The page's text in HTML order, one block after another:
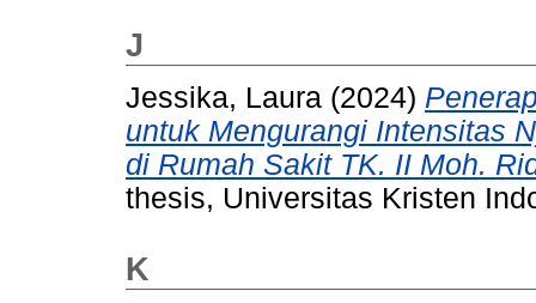
J
Jessika, Laura (2024)
untuk Mengurangi Intensitas
di Rumah Sakit TK. II Moh.
thesis, Universitas Kristen
K